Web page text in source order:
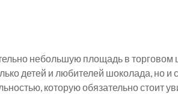
небольшую площадь в торговом
детей и любителей шоколада, но и
которую обязательно стоит